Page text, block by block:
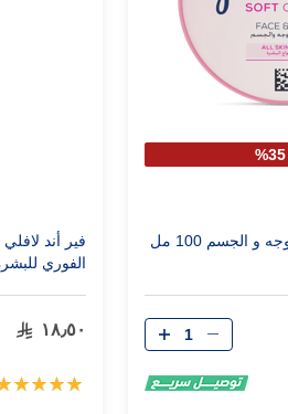
الجسم 100 مل
الكمية
فير أند
الفوري للبشرة 50
١٨٫٥٠
تقييم: